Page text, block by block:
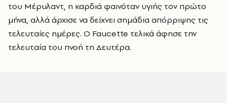
του Μέρυλαντ, η καρδιά φαινόταν υγιής τον πρώτο
μήνα, αλλά άρχισε να δείχνει σημάδια απόρριψης τις
τελευταίες ημέρες. Ο Faucette τελικά άφησε την
τελευταία του πνοή τη Δευτέρα.